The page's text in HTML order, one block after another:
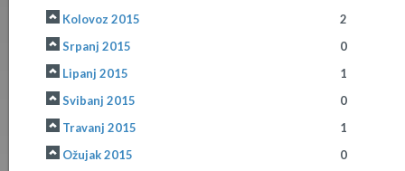
Kolovoz 2015
2
Srpanj 2015
0
Lipanj 2015
1
Svibanj 2015
0
Travanj 2015
1
Ožujak 2015
0